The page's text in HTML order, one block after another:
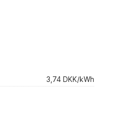
3,74 DKK/kWh